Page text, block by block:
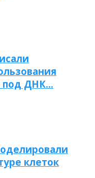
ДНК…
клеток